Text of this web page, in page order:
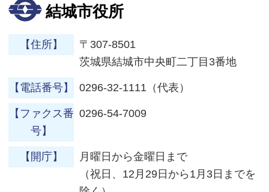
結城市役所
【住所】
〒307-8501
茨城県結城市中央町二丁目3番地
【電話番号】 0296-32-1111（代表）
【ファクス番
号】
0296-54-7009
【開庁】
月曜日から金曜日まで
（祝日、12月29日から1月3日までを